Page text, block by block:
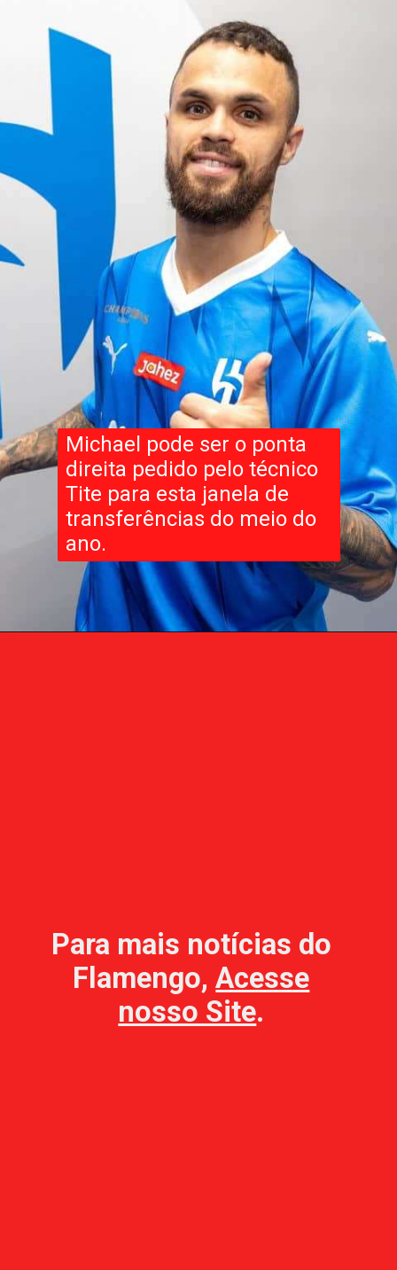
Michael pode ser o ponta
direita pedido pelo técnico
Tite para esta janela de
transferências do meio do
ano.
Para mais notícias do
Flamengo,Acesse
nosso Site.